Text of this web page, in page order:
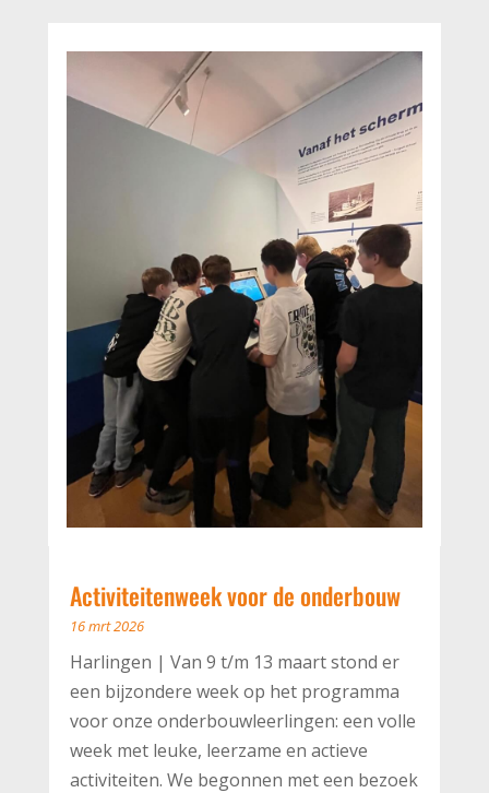
Activiteitenweek voor de onderbouw
16 mrt 2026
Harlingen | Van 9 t/m 13 maart stond er
een bijzondere week op het programma
voor onze onderbouwleerlingen: een volle
week met leuke, leerzame en actieve
activiteiten. We begonnen met een bezoek